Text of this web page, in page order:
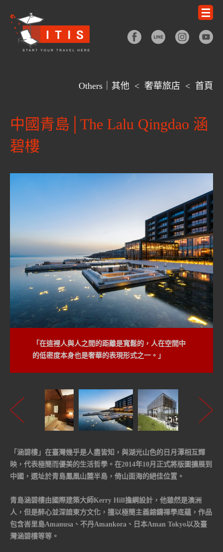
Others｜其他 < 奢華旅店 < 首頁
中國青島│The Lalu Qingdao 涵
碧樓
「在這裡人與人之間的距離是寬鬆的，人在空間中
的低密度本身也是奢華的表現形式之一。」
青島涵碧樓以原木、花崗石、玻璃以及金屬四種低
調建材，自然彰顯了簡樸典雅；保存建材之原色，
心靈的浮躁與喧嘩。
「涵碧樓」在臺灣幾乎是人盡皆知，與湖光山色的日月潭相互輝
映，代表極簡而優美的生活哲學。在2014年10月正式將版圖擴展到
中國，選址於青島鳳凰山麓半島，倚山面海的絕佳位置。
青島涵碧樓由國際建築大師Kerry Hill擔綱設計，他雖然是澳洲
人，但是醉心並深諳東方文化，擅以極簡主義鎔鑄禪學底蘊，作品
包含峇里島Amanusa、不丹Amankora、日本Aman Tokyo以及臺
灣涵碧樓等等。